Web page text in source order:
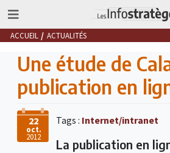
ACCUEIL ACTUALITÉS
Une étude de
publication en
22
oct.
2012
Tags : Internet/intranet
La publication en